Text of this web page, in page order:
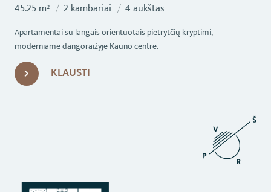
45.25 m² 2 kambariai 4 aukštas
Apartamentai su langais orientuotais pietrytčių kryptimi,
moderniame dangoraižyje Kauno centre.
KLAUSTI